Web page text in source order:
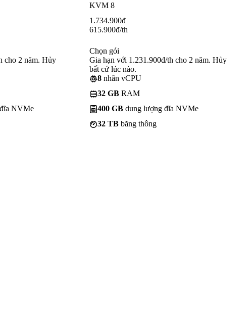
cho 2 năm. Hủy
NVMe
KVM 8
1.734.900đ
615.900đ/th
Chọn gói
Gia hạn với 1.231.900đ/th cho 2 năm. Hủy
bất cứ lúc nào.
8 nhân vCPU
32 GB RAM
400 GB dung lượng đĩa NVMe
32 TB băng thông